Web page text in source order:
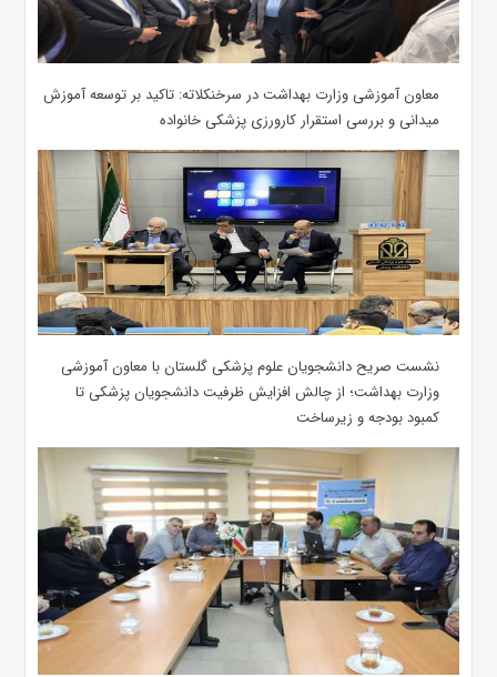
معاون آموزشی وزارت بهداشت در سرخنکلاته: تاکید بر توسعه آموزش
میدانی و بررسی استقرار کارورزی پزشکی ‌خانواده
نشست صریح دانشجویان علوم پزشکی گلستان با معاون آموزشی
وزارت بهداشت؛ از چالش افزایش ظرفیت دانشجویان ‌پزشکی تا
کمبود بودجه و زیرساخت